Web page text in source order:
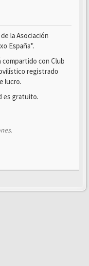
la Asociación
España".
con Club
registrado
lucro.
es gratuito.